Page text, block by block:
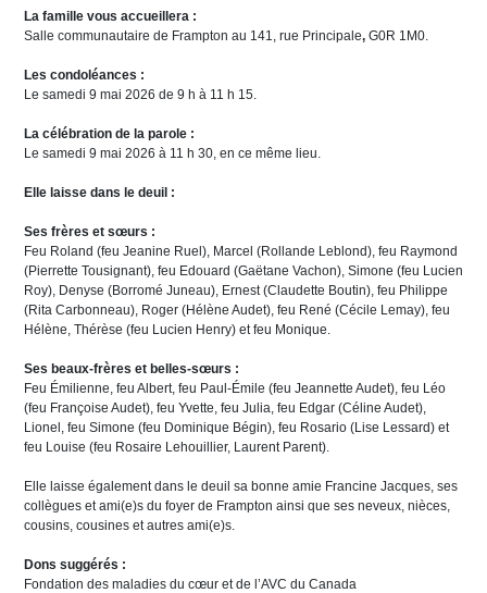
La famille vous accueillera :
Salle communautaire de Frampton au 141, rue Principale, G0R 1M0.
Les condoléances :
Le samedi 9 mai 2026 de 9 h à 11 h 15.
La célébration de la parole :
Le samedi 9 mai 2026 à 11 h 30, en ce même lieu.
Elle laisse dans le deuil :
Ses frères et sœurs :
Feu Roland (feu Jeanine Ruel), Marcel (Rollande Leblond), feu Raymond
(Pierrette Tousignant), feu Edouard (Gaëtane Vachon), Simone (feu Lucien
Roy), Denyse (Borromé Juneau), Ernest (Claudette Boutin), feu Philippe
(Rita Carbonneau), Roger (Hélène Audet), feu René (Cécile Lemay), feu
Hélène, Thérèse (feu Lucien Henry) et feu Monique.
Ses beaux-frères et belles-sœurs :
Feu Émilienne, feu Albert, feu Paul-Émile (feu Jeannette Audet), feu Léo
(feu Françoise Audet), feu Yvette, feu Julia, feu Edgar (Céline Audet),
Lionel, feu Simone (feu Dominique Bégin), feu Rosario (Lise Lessard) et
feu Louise (feu Rosaire Lehouillier, Laurent Parent).
Elle laisse également dans le deuil sa bonne amie Francine Jacques, ses
collègues et ami(e)s du foyer de Frampton ainsi que ses neveux, nièces,
cousins, cousines et autres ami(e)s.
Dons suggérés :
Fondation des maladies du cœur et de l’AVC du Canada